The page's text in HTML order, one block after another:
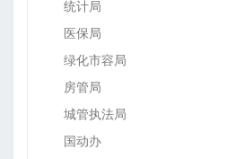
统计局
医保局
绿化市容局
房管局
城管执法局
国动办